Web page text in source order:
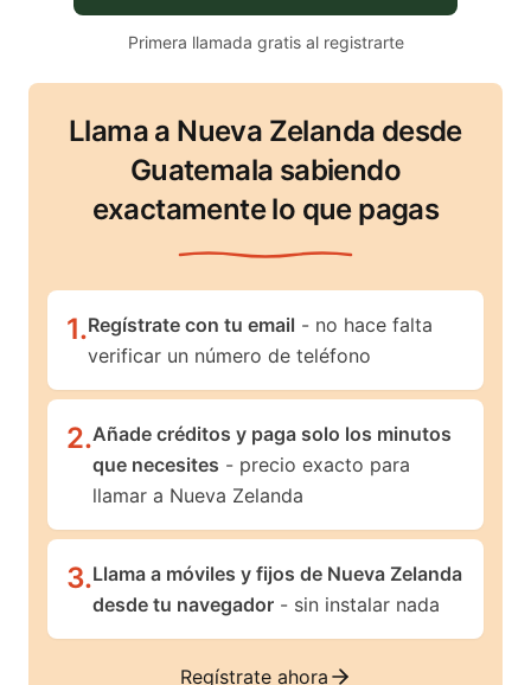
Primera llamada gratis al registrarte
Llama a Nueva Zelanda desde
Guatemala sabiendo
exactamente lo que pagas
1.Regístrate con tu email - no hace falta
verificar un número de teléfono
2.Añade créditos y paga solo los minutos
que necesites - precio exacto para
llamar a Nueva Zelanda
3.Llama a móviles y fijos de Nueva Zelanda
desde tu navegador - sin instalar nada
Regístrate ahora